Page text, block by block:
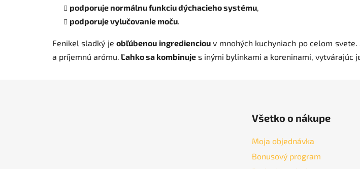
podporuje normálnu funkciu dýchacieho systému,
podporuje vylučovanie moču.
Fenikel sladký jeobľúbenou ingredienciouv mnohých kuchyniach po celom svete.
a príjemnú arómu. Ľahko sa kombinuje s inými bylinkami a koreninami, vytvárajúc
Všetko o nákupe
Moja objednávka
Bonusový program